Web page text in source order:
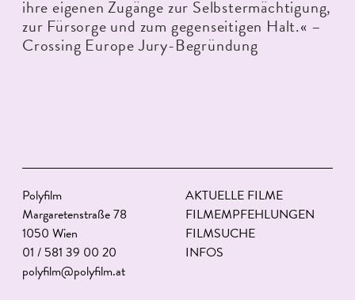
ihre eigenen Zugänge zur Selbstermächtigung,
zur Fürsorge und zum gegenseitigen Halt.« –
Crossing Europe Jury-Begründung
Polyfilm
Margaretenstraße 78
1050 Wien
01 / 581 39 00 20
polyfilm@polyfilm.at
AKTUELLE FILME
FILMEMPFEHLUNGEN
FILMSUCHE
INFOS